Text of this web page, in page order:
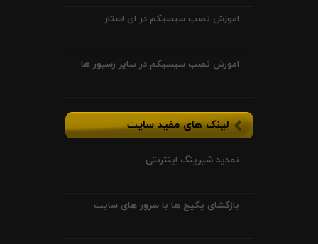
اموزش نصب سیسیکم در ای استار
اموزش نصب سیسیکم در سایر رسیور ها
لینک های مفید سایت
تمدید شیرینگ اینترنتی
بازگشای پکیج ها با سرور های سایت